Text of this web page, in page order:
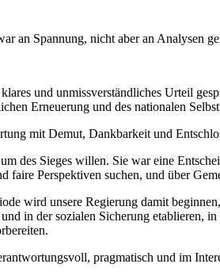
an Spannung, nicht aber an Analysen
und unmissverständliches Urteil
Erneuerung und des nationalen
mit Demut, Dankbarkeit und
des Sieges willen. Sie war eine
faire Perspektiven suchen, und über
wird unsere Regierung damit
in der sozialen Sicherung etablieren,
pragmatisch und im